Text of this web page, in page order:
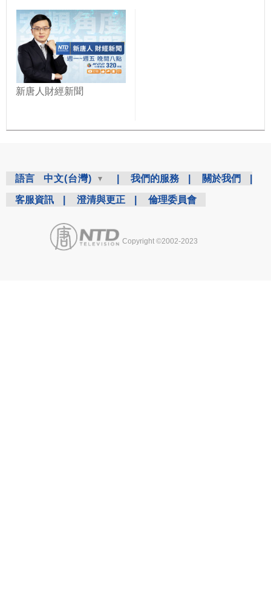
新唐人財經新聞
語言 中文(台灣) 我們的服務 關於我們
客服資訊 澄清與更正 倫理委員會
Copyright ©2002-2023